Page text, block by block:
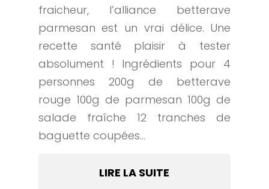
fraicheur, l’alliance betterave
parmesan est un vrai délice. Une
recette santé plaisir à tester
absolument ! Ingrédients pour 4
personnes 200g de betterave
rouge 100g de parmesan 100g de
salade fraîche 12 tranches de
baguette coupées...
LIRE LA SUITE